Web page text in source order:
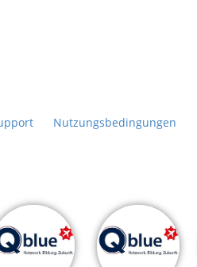
Nutzungsbedingungen